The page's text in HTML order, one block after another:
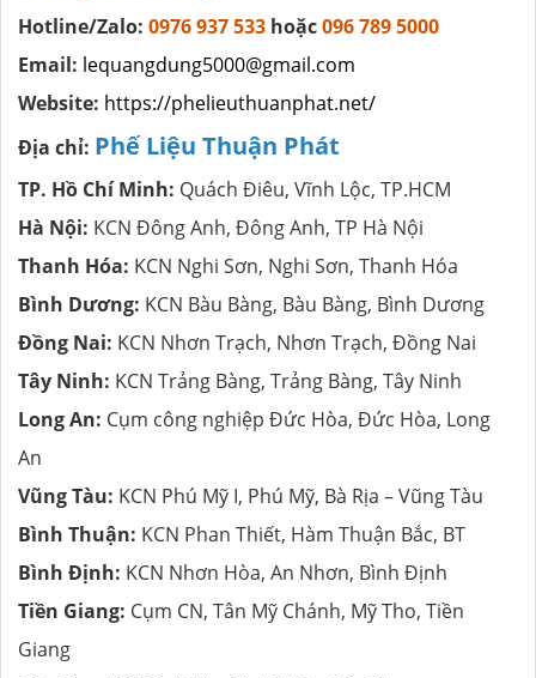
Hotline/Zalo: 0976 937 533 hoặc096 789 5000
Email: lequangdung5000@gmail.com
Website: https://phelieuthuanphat.net/
Địa chỉ: Phế Liệu Thuận Phát
TP. Hồ Chí Minh: Quách Điêu, Vĩnh Lộc, TP.HCM
Hà Nội: KCN Đông Anh, Đông Anh, TP Hà Nội
Thanh Hóa: KCN Nghi Sơn, Nghi Sơn, Thanh Hóa
Bình Dương: KCN Bàu Bàng, Bàu Bàng, Bình Dương
Đồng Nai: KCN Nhơn Trạch, Nhơn Trạch, Đồng Nai
Tây Ninh: KCN Trảng Bàng, Trảng Bàng, Tây Ninh
Long An: Cụm công nghiệp Đức Hòa, Đức Hòa, Long
An
Vũng Tàu: KCN Phú Mỹ I, Phú Mỹ, Bà Rịa – Vũng Tàu
Bình Thuận: KCN Phan Thiết, Hàm Thuận Bắc, BT
Bình Định: KCN Nhơn Hòa, An Nhơn, Bình Định
Tiền Giang: Cụm CN, Tân Mỹ Chánh, Mỹ Tho, Tiền
Giang